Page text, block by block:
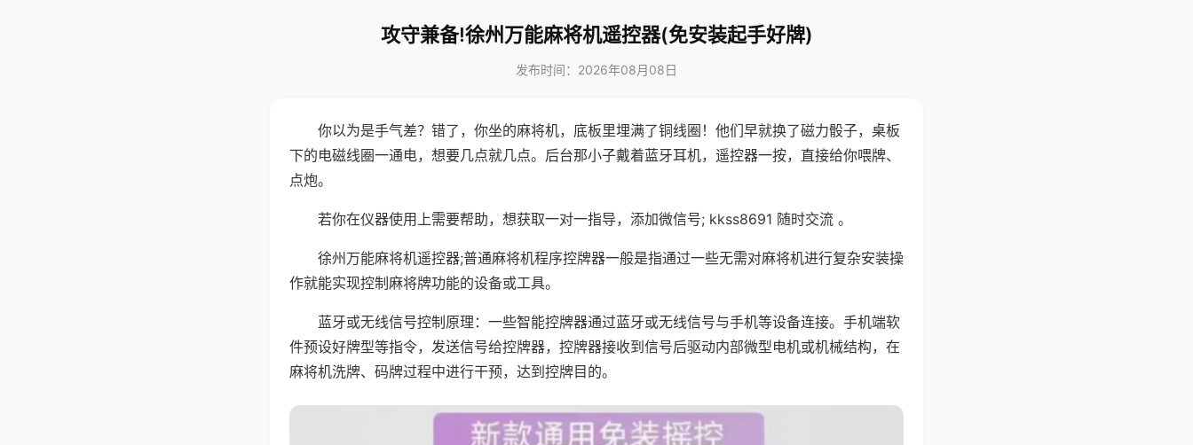
攻守兼备!徐州万能麻将机遥控器(免安装起手好牌)
发布时间：2026年08月08日
你以为是手气差？错了，你坐的麻将机，底板里埋满了铜线圈！他们早就换了磁力骰子，桌板
下的电磁线圈一通电，想要几点就几点。后台那小子戴着蓝牙耳机，遥控器一按，直接给你喂牌、
点炮。
若你在仪器使用上需要帮助，想获取一对一指导，添加微信号; kkss8691 随时交流 。
徐州万能麻将机遥控器;普通麻将机程序控牌器一般是指通过一些无需对麻将机进行复杂安装操
作就能实现控制麻将牌功能的设备或工具。
蓝牙或无线信号控制原理：一些智能控牌器通过蓝牙或无线信号与手机等设备连接。手机端软
件预设好牌型等指令，发送信号给控牌器，控牌器接收到信号后驱动内部微型电机或机械结构，在
麻将机洗牌、码牌过程中进行干预，达到控牌目的。